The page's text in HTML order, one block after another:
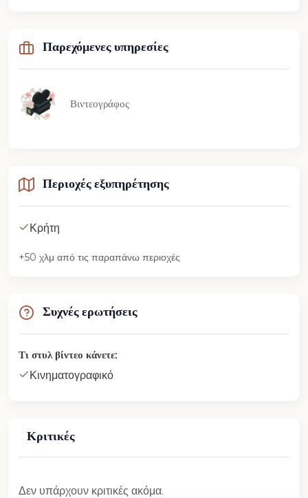
Παρεχόμενες υπηρεσίες
Βιντεογράφος
Περιοχές εξυπηρέτησης
Κρήτη
+50 χλμ από τις παραπάνω περιοχές
Συχνές ερωτήσεις
Τι στυλ βίντεο κάνετε;
Κινηματογραφικό
Κριτικές
Δεν υπάρχουν κριτικές ακόμα.